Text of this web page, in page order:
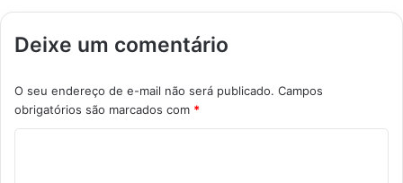
Deixe um comentário
O seu endereço de e-mail não será publicado. Campos
obrigatórios são marcados com *